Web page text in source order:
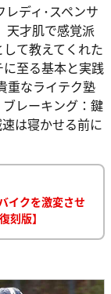
ディ･スペンサ
天才肌で感覚派
て教えてくれた
至る基本と実践
重なライテク塾
レーキング：鍵
は寝かせる前に
イクを激変させ
刻版】